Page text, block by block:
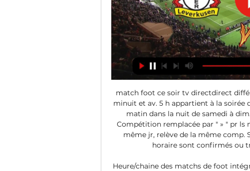
match foot ce soir tv directdirect
minuit et av. 5 h appartient à la soirée
matin dans la nuit de samedi à
Compétition remplacée par " » " pr ls
même jr, relève de la même comp.
horaire sont confirmés ou
Heure/chaine des matchs de foot